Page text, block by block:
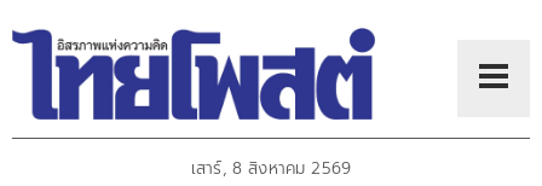
เสาร์, 8 สิงหาคม 2569